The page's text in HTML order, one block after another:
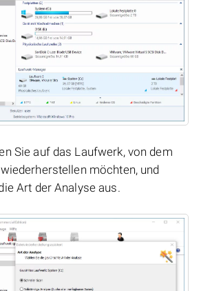
Sie auf das Laufwerk, von dem
möchten, und
Art der Analyse aus.